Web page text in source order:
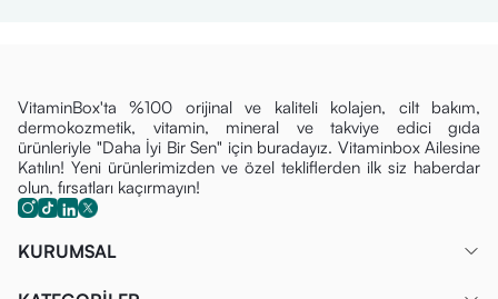
VitaminBox'ta %100 orijinal ve kaliteli kolajen, cilt bakım,
dermokozmetik, vitamin, mineral ve takviye edici gıda
ürünleriyle "Daha İyi Bir Sen" için buradayız. Vitaminbox Ailesine
Katılın! Yeni ürünlerimizden ve özel tekliflerden ilk siz haberdar
olun, fırsatları kaçırmayın!
KURUMSAL